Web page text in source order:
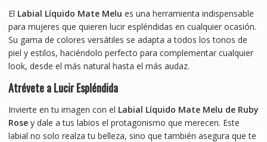
El Labial Líquido Mate Melu es una herramienta indispensable
para mujeres que quieren lucir espléndidas en cualquier ocasión.
Su gama de colores versátiles se adapta a todos los tonos de
piel y estilos, haciéndolo perfecto para complementar cualquier
look, desde el más natural hasta el más audaz.
Atrévete a Lucir Espléndida
Invierte en tu imagen con el Labial Líquido Mate Melu de Ruby
Rosey dale a tus labios el protagonismo que merecen. Este
labial no solo realza tu belleza, sino que también asegura que te